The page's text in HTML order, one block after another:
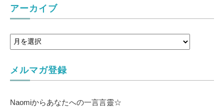
アーカイブ
メルマガ登録
Naomiからあなたへの一言言靈☆